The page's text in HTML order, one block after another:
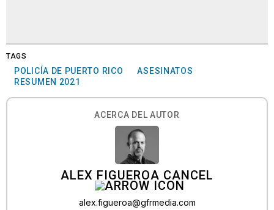
TAGS
POLICÍA DE PUERTO RICO
ASESINATOS
RESUMEN 2021
ACERCA DEL AUTOR
ALEX FIGUEROA CANCEL
alex.figueroa@gfrmedia.com